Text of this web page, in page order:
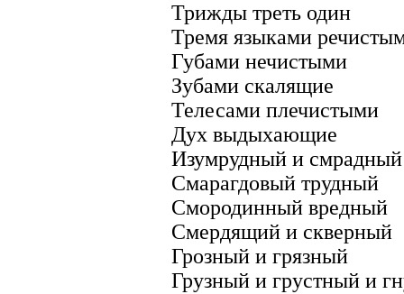
Трижды треть один
Тремя языками
Губами нечистыми
Зубами скалящие
Телесами плечистыми
Дух выдыхающие
Изумрудный и смрадный
Смарагдовый трудный
Смородинный вредный
Смердящий и скверный
Грозный и грязный
Грузный и грустный и